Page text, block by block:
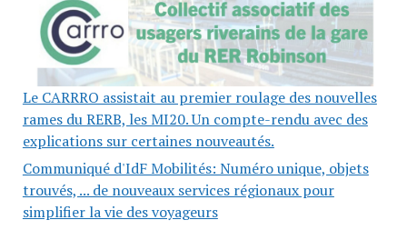
Le CARRRO assistait au premier roulage des nouvelles
rames du RERB, les MI20. Un compte-rendu avec des
explications sur certaines nouveautés.
Communiqué d'IdF Mobilités: Numéro unique, objets
trouvés, ... de nouveaux services régionaux pour
simplifier la vie des voyageurs